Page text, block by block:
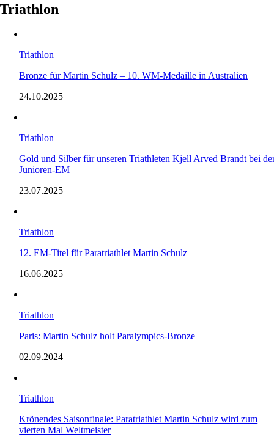
Triathlon
Triathlon
Bronze für Martin Schulz – 10. WM-Medaille in Australien
24.10.2025
Triathlon
Gold und Silber für unseren Triathleten Kjell Arved Brandt bei
Junioren-EM
23.07.2025
Triathlon
12. EM-Titel für Paratriathlet Martin Schulz
16.06.2025
Triathlon
Paris: Martin Schulz holt Paralympics-Bronze
02.09.2024
Triathlon
Krönendes Saisonfinale: Paratriathlet Martin Schulz wird zum
vierten Mal Weltmeister